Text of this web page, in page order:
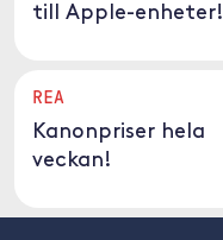
till Apple-enheter!
REA
Kanonpriser hela
veckan!